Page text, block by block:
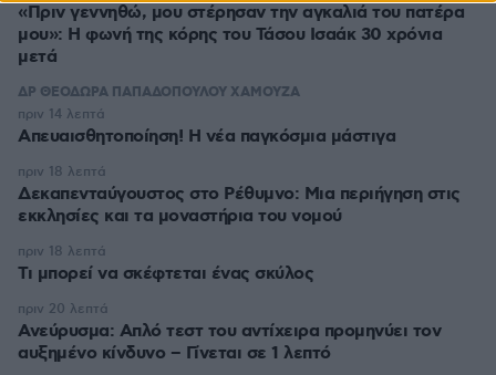
«Πριν γεννηθώ, μου στέρησαν την αγκαλιά του πατέρα
μου»: Η φωνή της κόρης του Τάσου Ισαάκ 30 χρόνια
μετά
ΔΡ ΘΕΟΔΩΡΑ ΠΑΠΑΔΟΠΟΥΛΟΥ ΧΑΜΟΥΖΑ
Απευαισθητοποίηση! Η νέα παγκόσμια μάστιγα
πριν 14 λεπτά
Δεκαπενταύγουστος στo Ρέθυμνο: Μια περιήγηση στις
εκκλησίες και τα μοναστήρια του νομού
πριν 18 λεπτά
Τι μπορεί να σκέφτεται ένας σκύλος
πριν 18 λεπτά
Ανεύρυσμα: Απλό τεστ του αντίχειρα προμηνύει τον
αυξημένο κίνδυνο – Γίνεται σε 1 λεπτό
πριν 20 λεπτά